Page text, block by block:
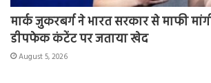
मार्क जुकरबर्ग ने भारत सरकार से माफी
डीपफेक कंटेंट पर जताया खेद
August 5, 2026